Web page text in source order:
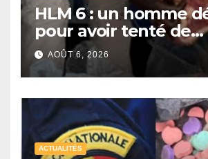
HLM 6 : un homme
pour avoir tenté de
récupérer et
viande impropre à la
consommation
AOÛT 6, 2026
ACTUALITÉS